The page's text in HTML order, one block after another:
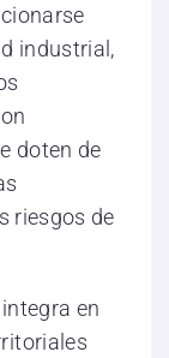
industrial,
doten de
riesgos de
en